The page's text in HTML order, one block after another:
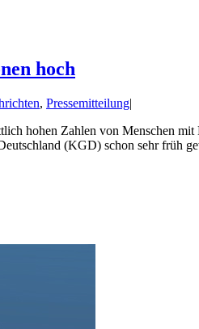
hoch
, Pressemitteilung|
hohen Zahlen von Menschen
(KGD) schon sehr früh